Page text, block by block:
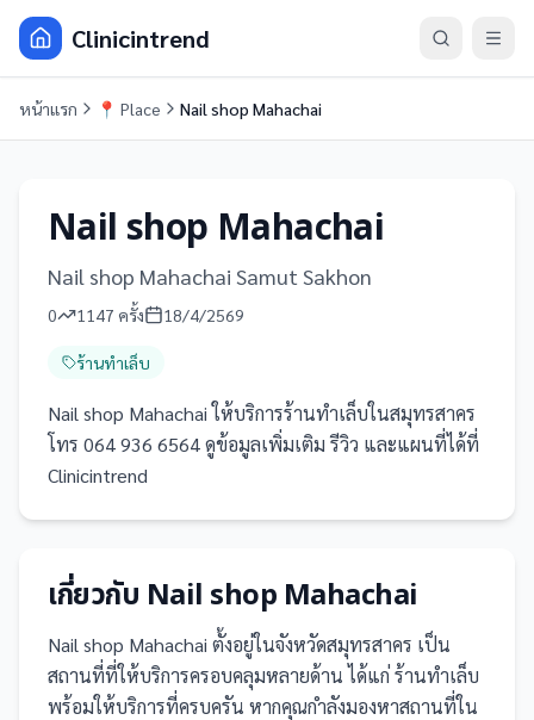
Clinicintrend
หน้าแรก 📍 Place Nail shop Mahachai
Nail shop Mahachai
Nail shop Mahachai Samut Sakhon
0 1147 ครั้ง 18/4/2569
ร้านทำเล็บ
Nail shop Mahachai ให้บริการร้านทำเล็บในสมุทรสาคร
โทร 064 936 6564 ดูข้อมูลเพิ่มเติม รีวิว และแผนที่ได้ที่
Clinicintrend
เกี่ยวกับ Nail shop Mahachai
Nail shop Mahachai ตั้งอยู่ในจังหวัดสมุทรสาคร เป็น
สถานที่ที่ให้บริการครอบคลุมหลายด้าน ได้แก่ ร้านทำเล็บ
พร้อมให้บริการที่ครบครัน หากคุณกำลังมองหาสถานที่ใน